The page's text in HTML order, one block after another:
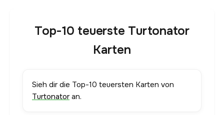
Top-10 teuerste Turtonator
Karten
Sieh dir die Top-10 teuersten Karten von
Turtonatoran.